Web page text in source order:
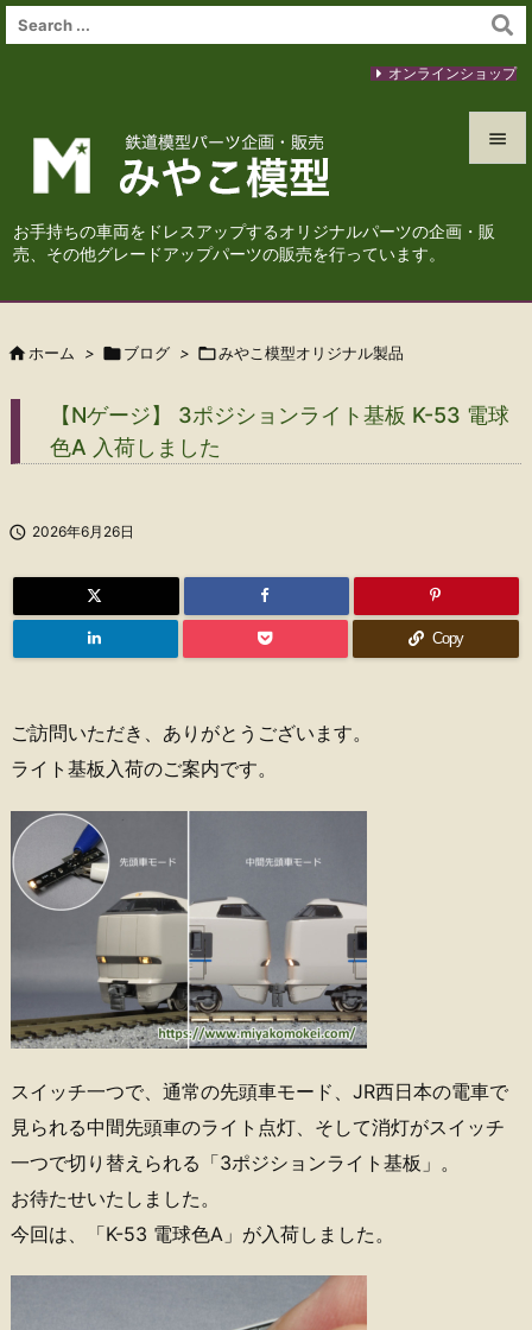
お手持ちの車両をドレスアップするオリジナルパーツの企画・販
売、その他グレードアップパーツの販売を行っています。




オンラインショップ
 ホーム > ブログ > みやこ模型オリジナル製品
【Nゲージ】 3ポジションライト基板 K-53 電球
色A 入荷しました
 2026年6月26日
Copy
ご訪問いただき、ありがとうございます。
ライト基板入荷のご案内です。
スイッチ一つで、通常の先頭車モード、JR西日本の電車で
見られる中間先頭車のライト点灯、そして消灯がスイッチ
一つで切り替えられる「3ポジションライト基板」。
お待たせいたしました。
今回は、「K-53 電球色A」が入荷しました。